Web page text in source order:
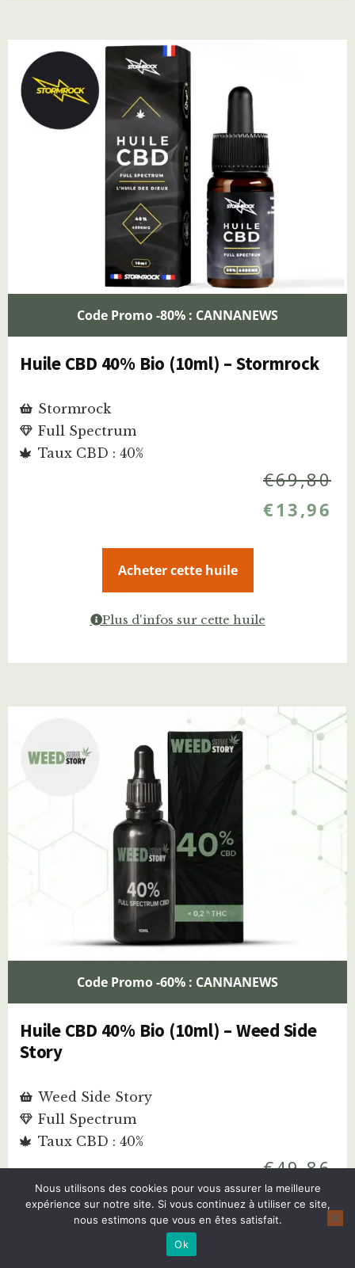
Code Promo -80% : CANNANEWS
Huile CBD 40% Bio (10ml) – Stormrock
Stormrock
Full Spectrum
Taux CBD : 40%
€69,80
€13,96
Acheter cette huile
Plus d'infos sur cette huile
Code Promo -60% : CANNANEWS
Huile CBD 40% Bio (10ml) – Weed Side
Story
Weed Side Story
Full Spectrum
Taux CBD : 40%
€49,86
€19,94
Acheter cette huile
Nous utilisons des cookies pour vous assurer la meilleure
expérience sur notre site. Si vous continuez à utiliser ce site,
nous estimons que vous en êtes satisfait.
Ok